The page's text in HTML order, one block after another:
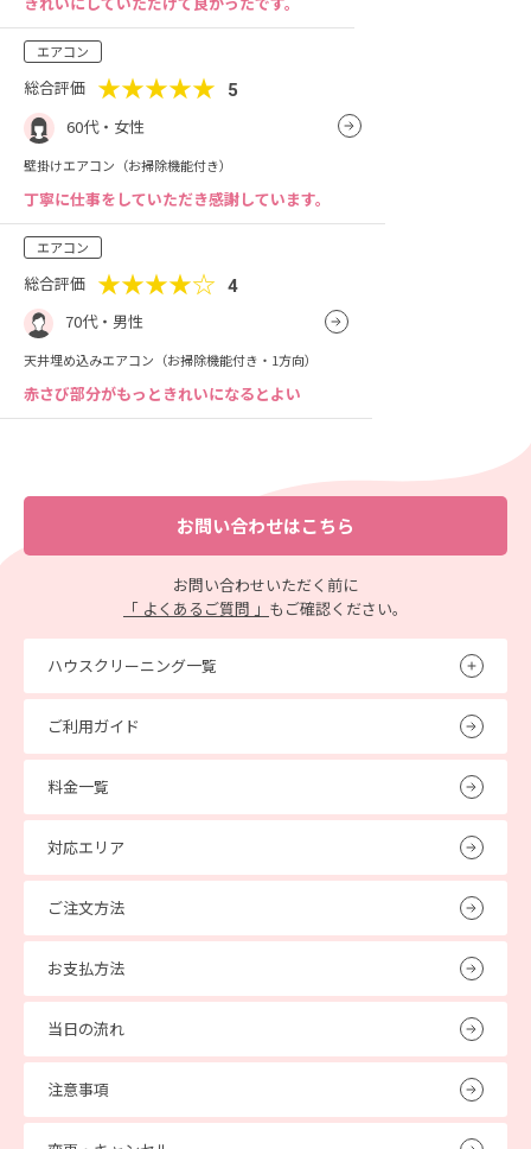
エアコン
総合評価 ★★★★★ 5
60代・女性
壁掛けエアコン（お掃除機能付き）
丁寧に仕事をしていただき感謝しています。
エアコン
総合評価 ★★★★☆ 4
70代・男性
天井埋め込みエアコン（お掃除機能付き・1方向）
赤さび部分がもっときれいになるとよい
お問い合わせはこちら
お問い合わせいただく前に
「 よくあるご質問 」 もご確認ください。
ハウスクリーニング一覧
ご利用ガイド
料金一覧
対応エリア
ご注文方法
お支払方法
当日の流れ
注意事項